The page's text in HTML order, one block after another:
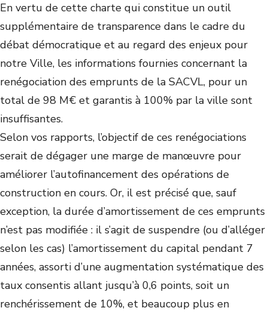
En vertu de cette charte qui constitue un outil
supplémentaire de transparence dans le cadre du
débat démocratique et au regard des enjeux pour
notre Ville, les informations fournies concernant la
renégociation des emprunts de la SACVL, pour un
total de 98 M€ et garantis à 100% par la ville sont
insuffisantes.
Selon vos rapports, l’objectif de ces renégociations
serait de dégager une marge de manœuvre pour
améliorer l’autofinancement des opérations de
construction en cours. Or, il est précisé que, sauf
exception, la durée d’amortissement de ces emprunts
n’est pas modifiée : il s’agit de suspendre (ou d’alléger
selon les cas) l’amortissement du capital pendant 7
années, assorti d’une augmentation systématique des
taux consentis allant jusqu’à 0,6 points, soit un
renchérissement de 10%, et beaucoup plus en